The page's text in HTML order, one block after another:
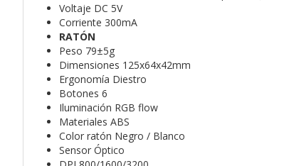
Voltaje DC 5V
Corriente 300mA
RATÓN
Peso 79±5g
Dimensiones 125x64x42mm
Ergonomía Diestro
Botones 6
Iluminación RGB flow
Materiales ABS
Color ratón Negro / Blanco
Sensor Óptico